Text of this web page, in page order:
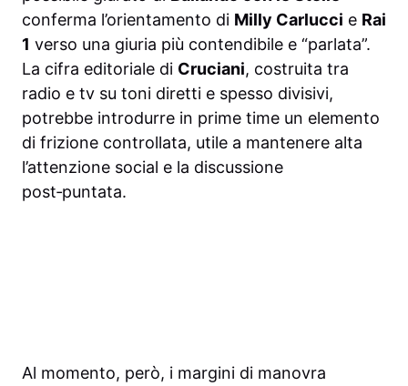
conferma l’orientamento di Milly Carlucci e Rai
1 verso una giuria più contendibile e “parlata”.
La cifra editoriale di Cruciani, costruita tra
radio e tv su toni diretti e spesso divisivi,
potrebbe introdurre in prime time un elemento
di frizione controllata, utile a mantenere alta
l’attenzione social e la discussione
post‑puntata.
Al momento, però, i margini di manovra